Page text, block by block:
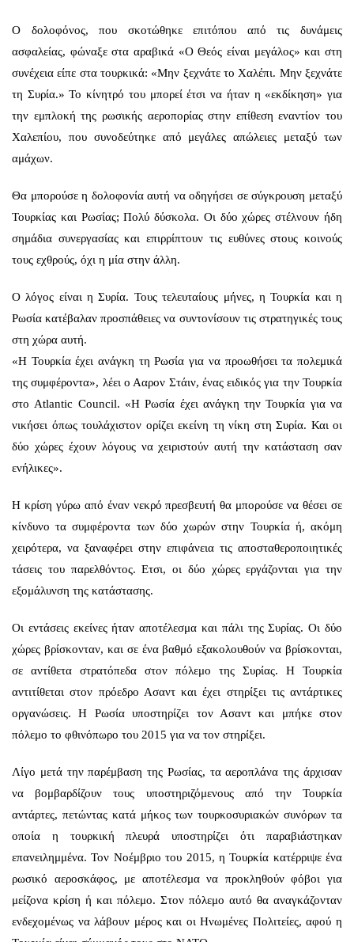
Ο δολοφόνος, που σκοτώθηκε επιτόπου από τις δυνάμεις
ασφαλείας, φώναξε στα αραβικά «Ο Θεός είναι μεγάλος» και στη
συνέχεια είπε στα τουρκικά: «Μην ξεχνάτε το Χαλέπι. Μην ξεχνάτε
τη Συρία.» Το κίνητρό του μπορεί έτσι να ήταν η «εκδίκηση» για
την εμπλοκή της ρωσικής αεροπορίας στην επίθεση εναντίον του
Χαλεπίου, που συνοδεύτηκε από μεγάλες απώλειες μεταξύ των
αμάχων.
Θα μπορούσε η δολοφονία αυτή να οδηγήσει σε σύγκρουση μεταξύ
Τουρκίας και Ρωσίας; Πολύ δύσκολα. Οι δύο χώρες στέλνουν ήδη
σημάδια συνεργασίας και επιρρίπτουν τις ευθύνες στους κοινούς
τους εχθρούς, όχι η μία στην άλλη.
Ο λόγος είναι η Συρία. Τους τελευταίους μήνες, η Τουρκία και η
Ρωσία κατέβαλαν προσπάθειες να συντονίσουν τις στρατηγικές τους
στη χώρα αυτή.
«Η Τουρκία έχει ανάγκη τη Ρωσία για να προωθήσει τα πολεμικά
της συμφέροντα», λέει ο Ααρον Στάιν, ένας ειδικός για την Τουρκία
στο Atlantic Council. «Η Ρωσία έχει ανάγκη την Τουρκία για να
νικήσει όπως τουλάχιστον ορίζει εκείνη τη νίκη στη Συρία. Και οι
δύο χώρες έχουν λόγους να χειριστούν αυτή την κατάσταση σαν
ενήλικες».
Η κρίση γύρω από έναν νεκρό πρεσβευτή θα μπορούσε να θέσει σε
κίνδυνο τα συμφέροντα των δύο χωρών στην Τουρκία ή, ακόμη
χειρότερα, να ξαναφέρει στην επιφάνεια τις αποσταθεροποιητικές
τάσεις του παρελθόντος. Ετσι, οι δύο χώρες εργάζονται για την
εξομάλυνση της κατάστασης.
Οι εντάσεις εκείνες ήταν αποτέλεσμα και πάλι της Συρίας. Οι δύο
χώρες βρίσκονταν, και σε ένα βαθμό εξακολουθούν να βρίσκονται,
σε αντίθετα στρατόπεδα στον πόλεμο της Συρίας. Η Τουρκία
αντιτίθεται στον πρόεδρο Ασαντ και έχει στηρίξει τις αντάρτικες
οργανώσεις. Η Ρωσία υποστηρίζει τον Ασαντ και μπήκε στον
πόλεμο το φθινόπωρο του 2015 για να τον στηρίξει.
Λίγο μετά την παρέμβαση της Ρωσίας, τα αεροπλάνα της άρχισαν
να βομβαρδίζουν τους υποστηριζόμενους από την Τουρκία
αντάρτες, πετώντας κατά μήκος των τουρκοσυριακών συνόρων τα
οποία η τουρκική πλευρά υποστηρίζει ότι παραβιάστηκαν
επανειλημμένα. Τον Νοέμβριο του 2015, η Τουρκία κατέρριψε ένα
ρωσικό αεροσκάφος, με αποτέλεσμα να προκληθούν φόβοι για
μείζονα κρίση ή και πόλεμο. Στον πόλεμο αυτό θα αναγκάζονταν
ενδεχομένως να λάβουν μέρος και οι Ηνωμένες Πολιτείες, αφού η